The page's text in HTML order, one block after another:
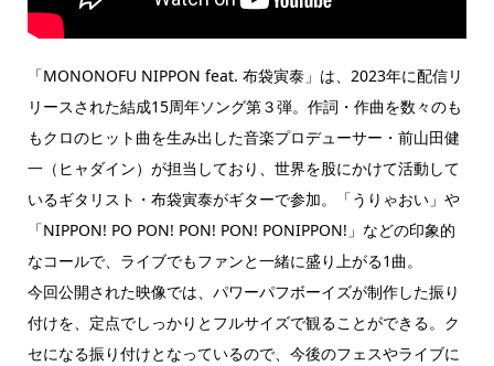
「MONONOFU NIPPON feat. 布袋寅泰」は、2023年に配信リ
リースされた結成15周年ソング第３弾。作詞・作曲を数々のも
もクロのヒット曲を生み出した音楽プロデューサー・前山田健
一（ヒャダイン）が担当しており、世界を股にかけて活動して
いるギタリスト・布袋寅泰がギターで参加。「うりゃおい」や
「NIPPON! PO PON! PON! PON! PONIPPON!」などの印象的
なコールで、ライブでもファンと一緒に盛り上がる1曲。
今回公開された映像では、パワーパフボーイズが制作した振り
付けを、定点でしっかりとフルサイズで観ることができる。ク
セになる振り付けとなっているので、今後のフェスやライブに